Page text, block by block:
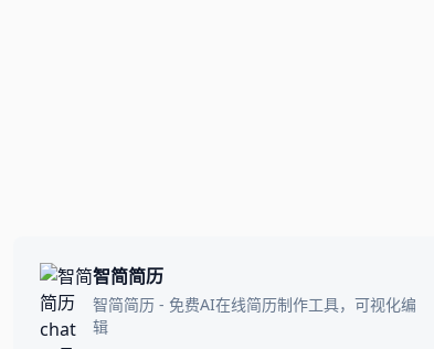
智简简历
智简简历 - 免费AI在线简历制作工具，可视化编
辑